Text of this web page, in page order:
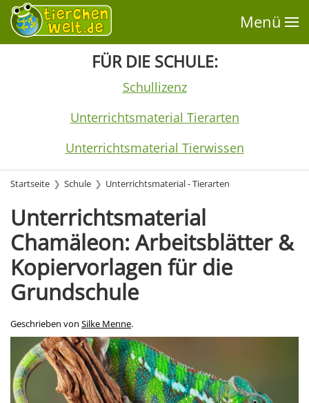
Menü
FÜR DIE SCHULE:
Schullizenz
Unterrichtsmaterial Tierarten
Unterrichtsmaterial Tierwissen
Startseite Schule Unterrichtsmaterial - Tierarten
Unterrichtsmaterial
Chamäleon: Arbeitsblätter &
Kopiervorlagen für die
Grundschule
Geschrieben von Silke Menne.